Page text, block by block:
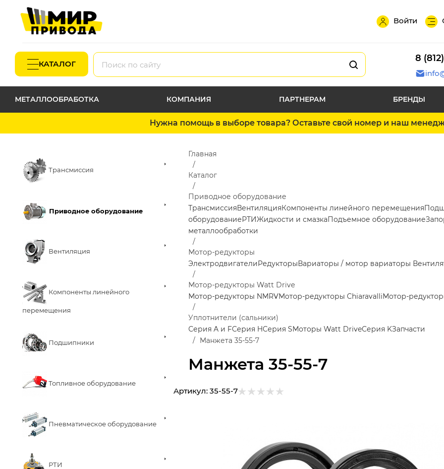
Войти
КАТАЛОГ
8
МЕТАЛЛООБРАБОТКА КОМПАНИЯ ПАРТНЕРАМ БРЕНДЫ
Нужна помощь в выборе товара? Оставьте свой номер и наш
Трансмиссия
Приводное оборудование
Вентиляция
Компоненты линейного
перемещения
Подшипники
Топливное оборудование
Пневматическое оборудование
РТИ
Манжета 35-55-7
Главная
Каталог
Приводное оборудование
ТрансмиссияВентиляцияКомпоненты линейного перемещения
оборудованиеРТИЖидкости и смазкаПодъемное оборудование
металлообработки
Мотор-редукторы
ЭлектродвигателиРедукторыВариаторы / мотор вариаторы
Мотор-редукторы Watt Drive
Мотор-редукторы NMRVМотор-редукторы ChiaravalliМотор-
Уплотнители (сальники)
Серия A и FСерия HСерия SМоторы Watt DriveСерия KЗапчасти
Манжета 35-55-7
Артикул: 35-55-7